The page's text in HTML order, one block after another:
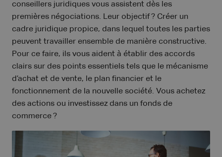
conseillers juridiques vous assistent dès les
premières négociations. Leur objectif ? Créer un
cadre juridique propice, dans lequel toutes les parties
peuvent travailler ensemble de manière constructive.
Pour ce faire, ils vous aident à établir des accords
clairs sur des points essentiels tels que le mécanisme
d’achat et de vente, le plan financier et le
fonctionnement de la nouvelle société. Vous achetez
des actions ou investissez dans un fonds de
commerce ?